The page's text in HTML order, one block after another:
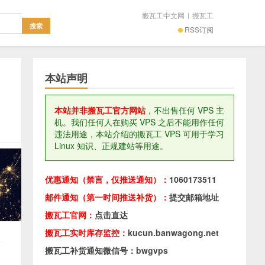
RSS订阅
搬瓦工中文网 | 搬瓦工
本站声明
本站并非搬瓦工官方网站，不出售任何 VPS 主
机。我们任何人在购买 VPS 之后不能用作任何
违法用途，本站介绍的搬瓦工 VPS 可用于学习
Linux 知识、正规建站等用途。
优惠通知（禁言，仅推送通知）： 1060173511
邮件通知（第一时间推送补货）： 提交邮箱地址
搬瓦工官网： 点击直达
搬瓦工实时库存监控： kucun.banwagong.net
搬瓦工补货通知微信号：bwgvps